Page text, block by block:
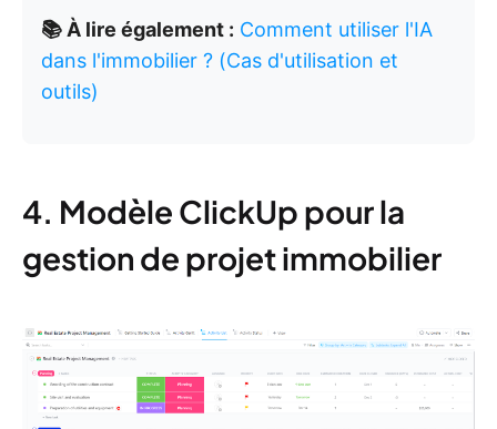
📚 À lire également : Comment utiliser l'IA
dans l'immobilier ? (Cas d'utilisation et
outils)
4. Modèle ClickUp pour la
gestion de projet immobilier